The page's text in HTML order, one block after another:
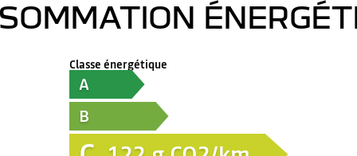
Classe énergétique
A
B